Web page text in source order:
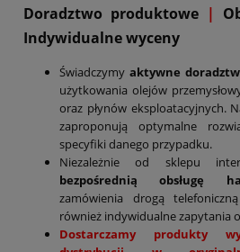
Doradztwo produktowe |
Indywidualne wyceny
Świadczymy aktywne
użytkowania olejów
oraz płynów eksploatacyjnych.
zaproponują optymalne
specyfiki danego przypadku.
Niezależnie od sklepu
bezpośrednią obsługę
zamówienia drogą
również indywidualne zapytania
Dostarczamy produkty